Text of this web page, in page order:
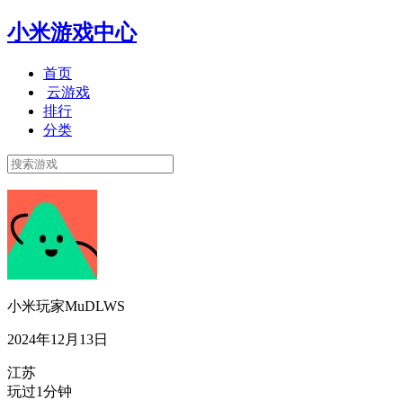
小米游戏中心
首页
云游戏
排行
分类
小米玩家MuDLWS
2024年12月13日
江苏
玩过1分钟